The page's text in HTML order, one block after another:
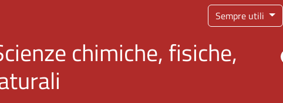
Sempre utili
chimiche, fisiche,